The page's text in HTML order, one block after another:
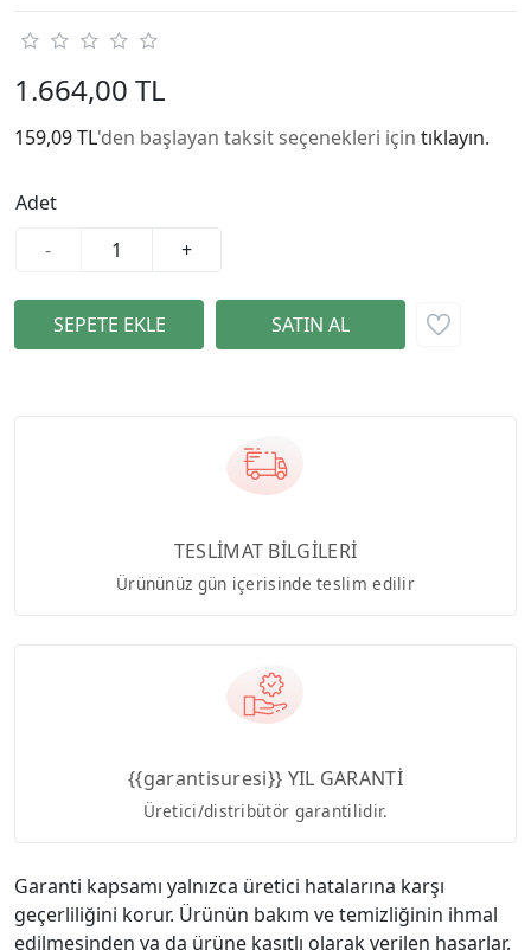
1.664,00 TL
159,09 TL'den başlayan taksit seçenekleri için tıklayın.
Adet
-
+
TESLİMAT BİLGİLERİ
Ürününüz gün içerisinde teslim edilir
{{garantisuresi}} YIL GARANTİ
Üretici/distribütör garantilidir.
Garanti kapsamı yalnızca üretici hatalarına karşı
geçerliliğini korur. Ürünün bakım ve temizliğinin ihmal
edilmesinden ya da ürüne kasıtlı olarak verilen hasarlar,